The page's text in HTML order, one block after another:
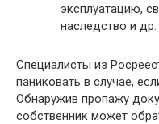
эксплуатацию,
наследство и др.
Специалисты из
паниковать в случае,
Обнаружив пропажу
собственник может